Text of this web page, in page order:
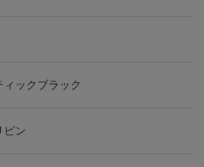
ィックブラック
ピン